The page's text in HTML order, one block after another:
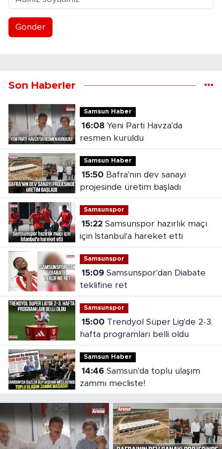
Gönder
Son Haberler
Samsun Haber
16:08Yeni Parti Havza'da
resmen kuruldu
Samsun Haber
15:50Bafra'nın dev sanayi
projesinde üretim başladı
Samsunspor
15:22Samsunspor hazırlık maçı
için İstanbul'a hareket etti
Samsunspor
15:09Samsunspor'dan Diabate
teklifine ret
Samsunspor
15:00Trendyol Süper Lig'de 2-3.
hafta programları belli oldu
Samsun Haber
14:46Samsun'da toplu ulaşım
zammı mecliste!